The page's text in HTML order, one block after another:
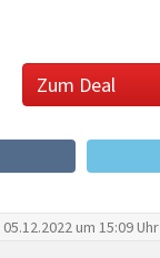
Zum Deal
05.12.2022 um 15:09 Uhr